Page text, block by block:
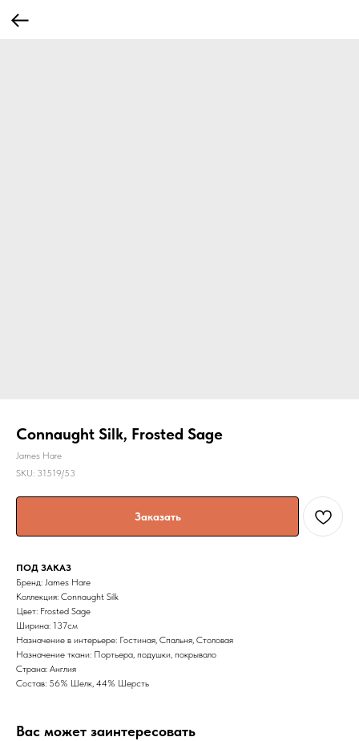
Connaught Silk, Frosted Sage
James Hare
SKU: 31519/53
Заказать
ПОД ЗАКАЗ
Бренд: James Hare
Коллекция: Connaught Silk
Цвет: Frosted Sage
Ширина: 137cм
Назначение в интерьере: Гостиная, Спальня, Столовая
Назначение ткани: Портьера, подушки, покрывало
Страна: Англия
Состав: 56% Шелк, 44% Шерсть
Вас может заинтересовать